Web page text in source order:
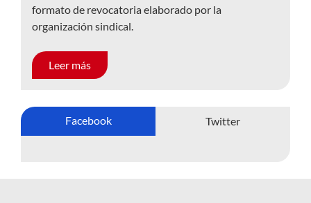
formato de revocatoria elaborado por la
organización sindical.
Leer más
Facebook Twitter